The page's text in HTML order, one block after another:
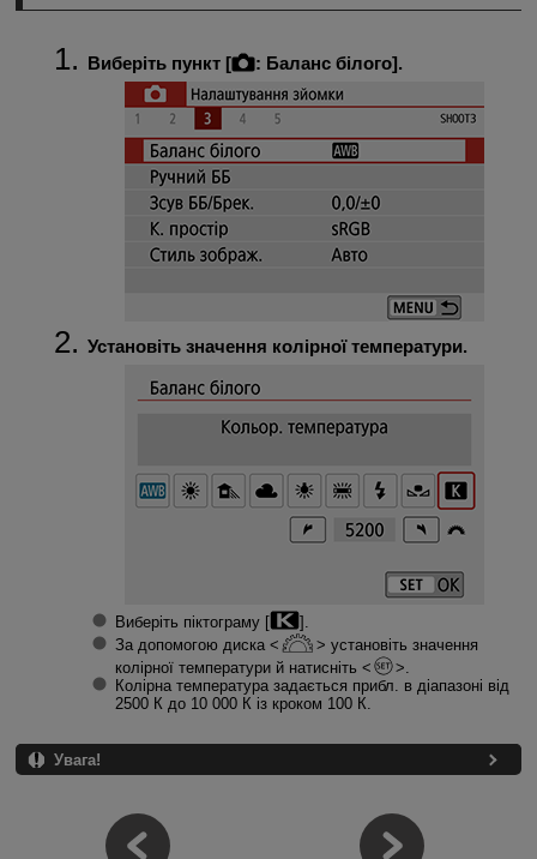
Виберіть пункт [ : Баланс білого].
Установіть значення колірної температури.
Виберіть піктограму [
].
За допомогою диска
установіть значення
колірної температури й натисніть
.
Колірна температура задається прибл. в діапазоні від
2500 К до 10 000 К із кроком 100 К.
Увага!